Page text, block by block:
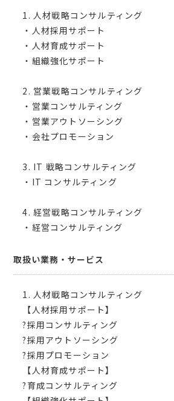
1. 人材戦略コンサルティング
・人材採用サポート
・人材育成サポート
・組織強化サポート
2. 営業戦略コンサルティング
・営業コンサルティング
・営業アウトソーシング
・会社プロモーション
3. IT 戦略コンサルティング
・IT コンサルティング
4. 経営戦略コンサルティング
・経営コンサルティング
取扱い業務・サービス
1. 人材戦略コンサルティング
【人材採用サポート】
?採用コンサルティング
?採用アウトソーシング
?採用プロモーション
【人材育成サポート】
?育成コンサルティング